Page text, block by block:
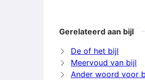
Gerelateerd aan bijl
De of het bijl
Meervoud van bijl
Ander woord voor